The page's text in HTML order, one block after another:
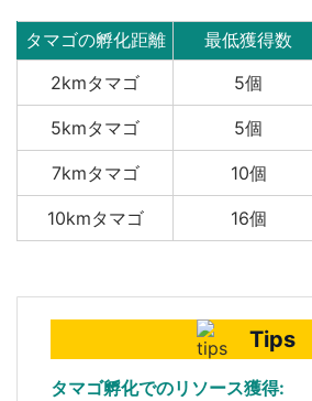
タマゴの孵化距離 最低獲得数
2kmタマゴ
5個
5kmタマゴ 5個
7kmタマゴ 10個
10kmタマゴ 16個
Tips
タマゴ孵化でのリソース獲得: